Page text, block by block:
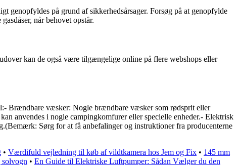
genopfyldes på grund af sikkerhedsårsager. Forsøg på at genopfylde
når behovet opstår.
kan de også være tilgængelige online på flere webshops eller
Brændbare væsker: Nogle brændbare væsker som rødsprit eller
anvendes i nogle campingkomfurer eller specielle enheder.- Elektrisk
Sørg for at få anbefalinger og instruktioner fra producenterne
• Værdifuld vejledning til køb af vildtkamera hos Jem og Fix • 145 mm
solvogn • En Guide til Elektriske Luftpumper: Sådan Vælger du den